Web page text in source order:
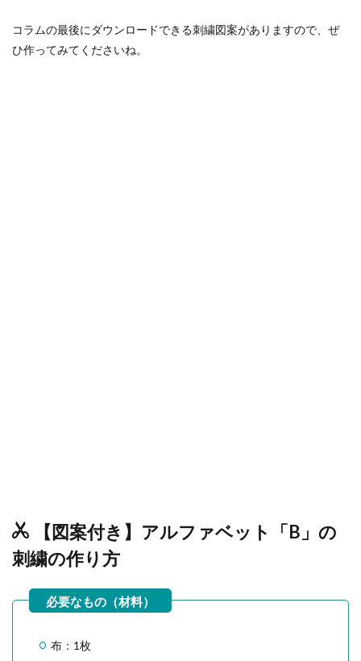
コラムの最後にダウンロードできる刺繍図案がありますので、ぜ
ひ作ってみてくださいね。
【図案付き】アルファベット「B」の
刺繍の作り方
布：1枚